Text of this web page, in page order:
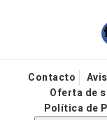
Contacto
Oferta de
Política de